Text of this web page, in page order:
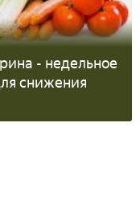
- недельное
снижения